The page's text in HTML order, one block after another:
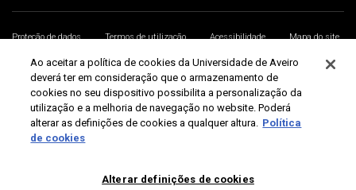
Proteção de dados Termos de utilização Acessibilidade
Mapa do site
Universidade de Aveiro 2026
Ao aceitar a política de cookies da Universidade de Aveiro
deverá ter em consideração que o armazenamento de
cookies no seu dispositivo possibilita a personalização da
utilização e a melhoria de navegação no website. Poderá
alterar as definições de cookies a qualquer altura. Política
de cookies
Alterar definições de cookies